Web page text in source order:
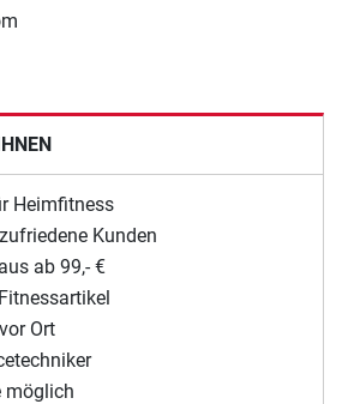
Heimfitness
Kunden
ab 99,- €
Ort
möglich